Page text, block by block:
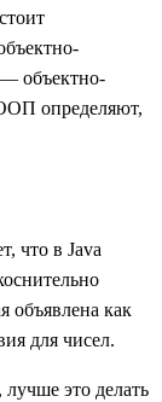
объектно-
определяют,
что в Java
объявлена как
для чисел.
это делать